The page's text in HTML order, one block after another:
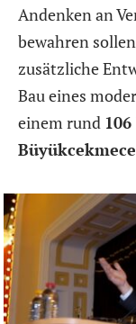
Andenken an
bewahren
zusätzliche
Bau eines
einem rund
Büyükcekmece